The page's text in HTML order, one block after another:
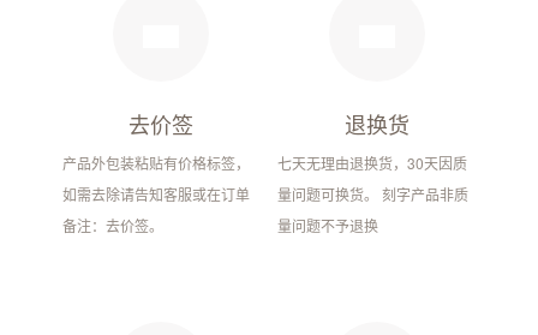
去价签
产品外包装粘贴有价格标签，
如需去除请告知客服或在订单
备注：去价签。
退换货
七天无理由退换货，30天因质
量问题可换货。 刻字产品非质
量问题不予退换